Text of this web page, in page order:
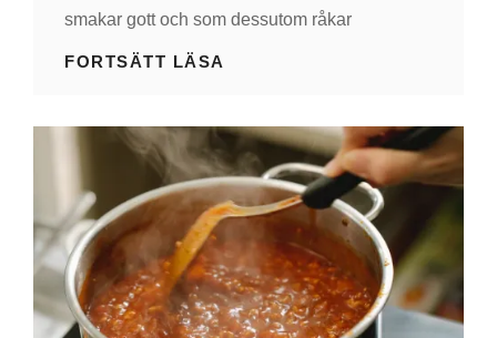
smakar gott och som dessutom råkar
FORTSÄTT LÄSA